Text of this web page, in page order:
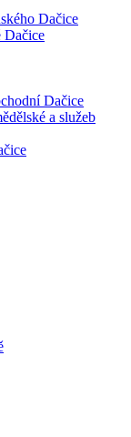
Dačice
Dačice
Dačice
a služeb